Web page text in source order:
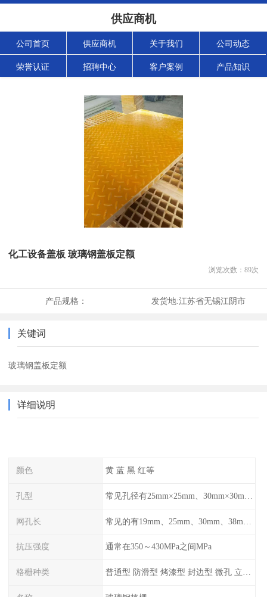
供应商机
公司首页 供应商机 关于我们 公司动态
荣誉认证 招聘中心 客户案例 产品知识
化工设备盖板 玻璃钢盖板定额
浏览次数： 89次
产品规格： 发货地:江苏省无锡江阴市
关键词
玻璃钢盖板定额
详细说明
颜色 黄 蓝 黑 红等
孔型
网孔长
抗压强度 通常在350～430MPa之间MPa
格栅种类 普通型 防滑型 ‌烤漆型 封边型 ‌微孔 立体 加砂覆面型 平面型